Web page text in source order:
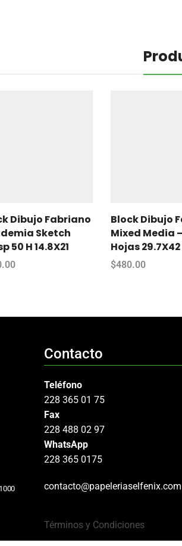
Dibujo Fabriano
Sketch
50 H 14.8X21
Block Dibujo
Mixed Media
Hojas
$480.00
Contacto
Teléfono
228 365 01 75
Fax
228 488 02 97
WhatsApp
228 365 0175
contacto@papeleriaselfenix.com
Términos y Condiciones